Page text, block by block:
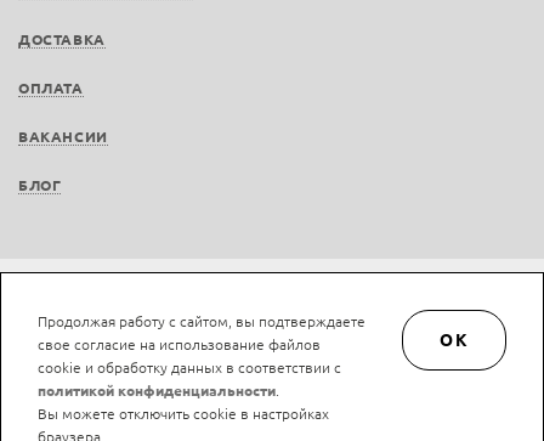
ДОСТАВКА
ОПЛАТА
ВАКАНСИИ
БЛОГ
Политика конфиденциальности.
Положение об обработке и защите персональных
данных.
Продолжая работу с сайтом, вы подтверждаете
свое согласие на использование файлов
cookie и обработку данных в соответствии с
политикой конфиденциальности
Вы можете отключить cookie в настройках
браузера.
OK